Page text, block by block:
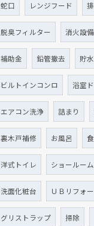
蛇口 レンジフード
脱臭フィルター 消火設備
補助金 鉛管撤去 貯
ビルトインコンロ 浴室
エアコン洗浄 詰まり
裏木戸補修 お風呂
洋式トイレ ショールーム
洗面化粧台 ＵＢリフォ
グリストラップ 掃除